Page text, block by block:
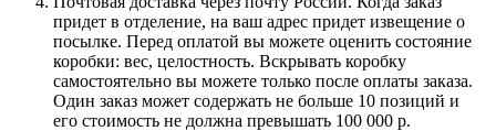
придет в отделение, на ваш адрес придет извещение о
посылке. Перед оплатой вы можете оценить состояние
коробки: вес, целостность. Вскрывать коробку
самостоятельно вы можете только после оплаты заказа.
Один заказ может содержать не больше 10 позиций и
его стоимость не должна превышать 100 000 р.